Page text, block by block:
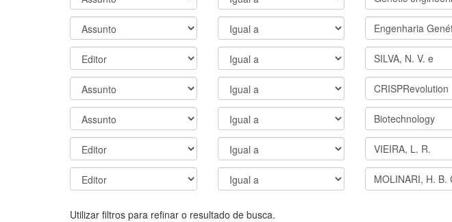
Utilizar filtros para refinar o resultado de busca.